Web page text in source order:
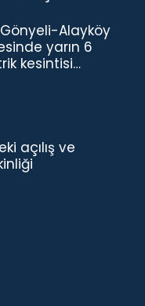
Alayköy
yarın 6
kesintisi…
açılış ve